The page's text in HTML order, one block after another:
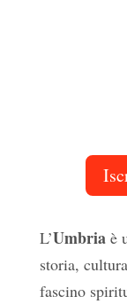
L’Umbriaè
storia,
fascino